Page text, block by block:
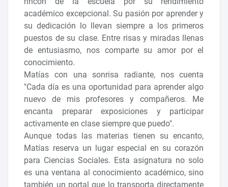
académico excepcional. Su pasión por aprender y
su dedicación lo llevan siempre a los primeros
puestos de su clase. Entre risas y miradas llenas
de entusiasmo, nos comparte su amor por el
conocimiento.
Matías con una sonrisa radiante, nos cuenta
"Cada día es una oportunidad para aprender algo
nuevo de mis profesores y compañeros. Me
encanta preparar exposiciones y participar
activamente en clase siempre que puedo".
Aunque todas las materias tienen su encanto,
Matías reserva un lugar especial en su corazón
para Ciencias Sociales. Esta asignatura no solo
es una ventana al conocimiento académico, sino
también un portal que lo transporta directamente